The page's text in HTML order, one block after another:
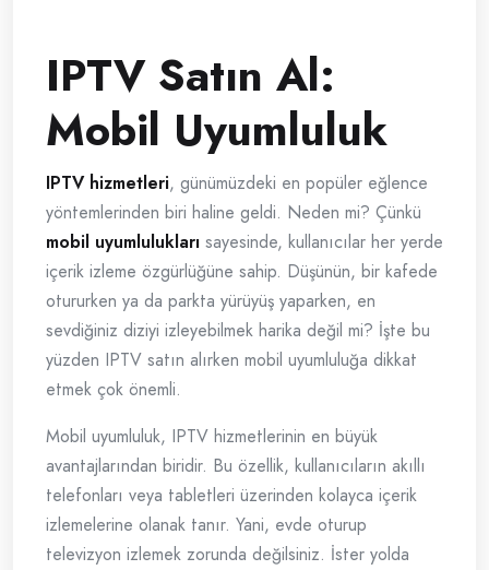
IPTV Satın Al:
Mobil Uyumluluk
IPTV hizmetleri, günümüzdeki en popüler eğlence
yöntemlerinden biri haline geldi. Neden mi? Çünkü
mobil uyumlulukları sayesinde, kullanıcılar her yerde
içerik izleme özgürlüğüne sahip. Düşünün, bir kafede
otururken ya da parkta yürüyüş yaparken, en
sevdiğiniz diziyi izleyebilmek harika değil mi? İşte bu
yüzden IPTV satın alırken mobil uyumluluğa dikkat
etmek çok önemli.
Mobil uyumluluk, IPTV hizmetlerinin en büyük
avantajlarından biridir. Bu özellik, kullanıcıların akıllı
telefonları veya tabletleri üzerinden kolayca içerik
izlemelerine olanak tanır. Yani, evde oturup
televizyon izlemek zorunda değilsiniz. İster yolda